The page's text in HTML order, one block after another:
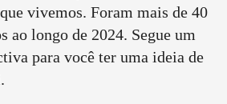
vivemos. Foram mais de 40
ao longo de 2024. Segue um
para você ter uma ideia de